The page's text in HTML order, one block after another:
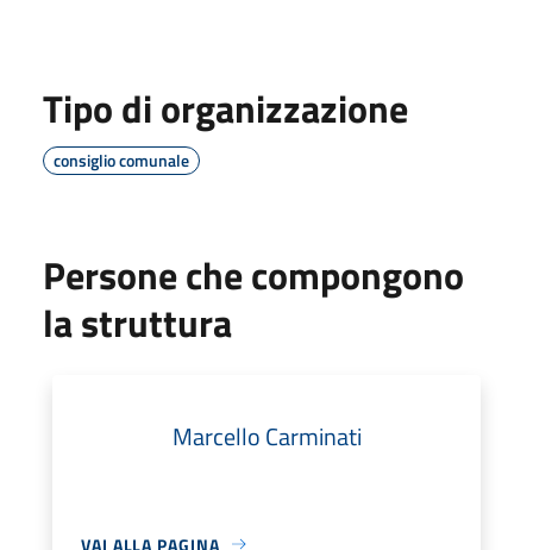
Tipo di organizzazione
consiglio comunale
Persone che compongono
la struttura
Marcello Carminati
VAI ALLA PAGINA